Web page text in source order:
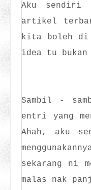
Aku sendiri
artikel
kita boleh di
idea tu
Sambil -
entri yang
Ahah, aku
sekarang ni
malas nak